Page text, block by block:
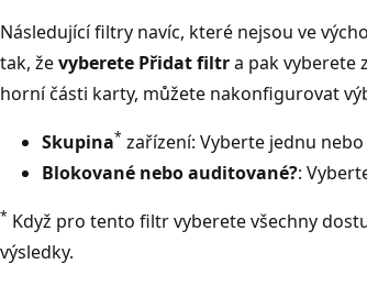
Následující filtry navíc, které nejsou ve
tak, ževyberete Přidat filtra pak vyberete
horní části karty, můžete nakonfigurovat
Skupina* zařízení: Vyberte jednu
Blokované nebo auditované?:
* Když pro tento filtr vyberete všechny
výsledky.